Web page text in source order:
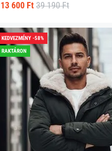
13 600 Ft 39 190 Ft
KEDVEZMÉNY -58%
RAKTÁRON